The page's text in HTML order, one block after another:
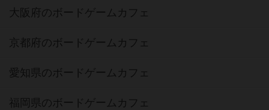
大阪府のボードゲームカフェ
京都府のボードゲームカフェ
愛知県のボードゲームカフェ
福岡県のボードゲームカフェ